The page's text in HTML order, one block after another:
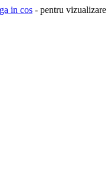
in cos - pentru vizualizare